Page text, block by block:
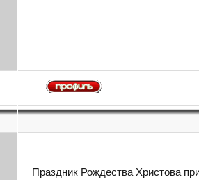
Праздник Рождества Христова